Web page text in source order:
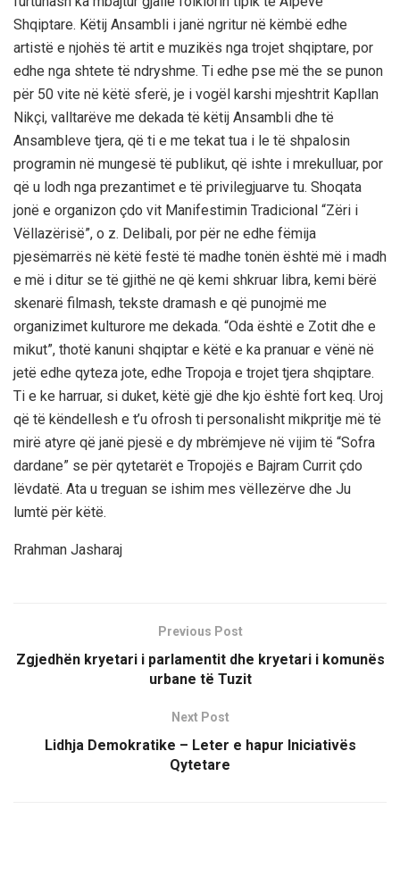
Shqiptare. Këtij Ansambli i janë ngritur në këmbë edhe
artistë e njohës të artit e muzikës nga trojet shqiptare, por
edhe nga shtete të ndryshme. Ti edhe pse më the se punon
për 50 vite në këtë sferë, je i vogël karshi mjeshtrit Kapllan
Nikçi, valltarëve me dekada të këtij Ansambli dhe të
Ansambleve tjera, që ti e me tekat tua i le të shpalosin
programin në mungesë të publikut, që ishte i mrekulluar, por
që u lodh nga prezantimet e të privilegjuarve tu. Shoqata
jonë e organizon çdo vit Manifestimin Tradicional “Zëri i
Vëllazërisë”, o z. Delibali, por për ne edhe fëmija
pjesëmarrës në këtë festë të madhe tonën është më i madh
e më i ditur se të gjithë ne që kemi shkruar libra, kemi bërë
skenarë filmash, tekste dramash e që punojmë me
organizimet kulturore me dekada. “Oda është e Zotit dhe e
mikut”, thotë kanuni shqiptar e këtë e ka pranuar e vënë në
jetë edhe qyteza jote, edhe Tropoja e trojet tjera shqiptare.
Ti e ke harruar, si duket, këtë gjë dhe kjo është fort keq. Uroj
që të këndellesh e t’u ofrosh ti personalisht mikpritje më të
mirë atyre që janë pjesë e dy mbrëmjeve në vijim të “Sofra
dardane” se për qytetarët e Tropojës e Bajram Currit çdo
lëvdatë. Ata u treguan se ishim mes vëllezërve dhe Ju
lumtë për këtë.
Rrahman Jasharaj
Previous Post
Zgjedhën kryetari i parlamentit dhe kryetari i komunës
urbane të Tuzit
Next Post
Lidhja Demokratike – Leter e hapur Iniciativës
Qytetare